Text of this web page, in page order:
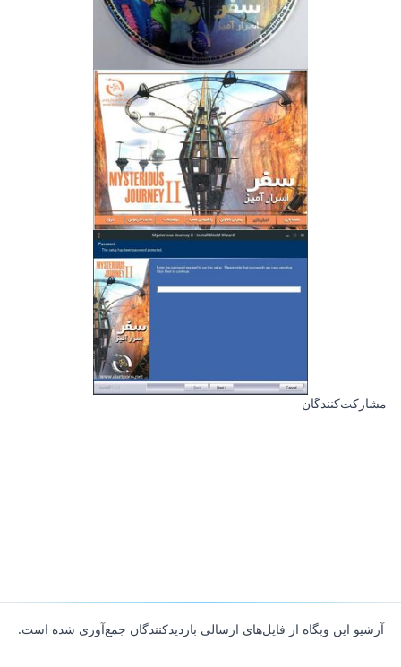
مشارکت‌کنندگان
آرشیو این وبگاه از فایل‌های ارسالی بازدیدکنندگان جمع‌آوری شده است.